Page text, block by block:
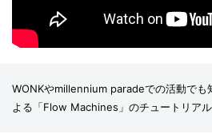
WONKやmillennium paradeでの活動でも
よる「Flow Machines」のチュートリア